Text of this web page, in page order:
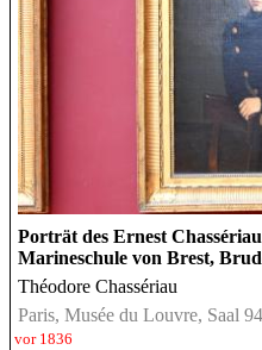
Porträt des Ernest
Marineschule von Brest,
Théodore Chassériau
Paris, Musée du Louvre, Saal
vor 1836